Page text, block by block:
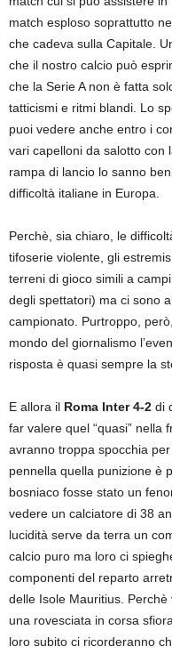
match esploso soprattutto
che cadeva sulla Capitale.
che il nostro calcio può
che la Serie A non è fatta
tatticismi e ritmi blandi. Lo
puoi vedere anche entro i
vari capelloni da salotto con
rampa di lancio lo sanno
difficoltà italiane in Europa.
Perchè, sia chiaro, le
tifoserie violente, gli
terreni di gioco simili a
degli spettatori) ma ci sono
campionato. Purtroppo,
mondo del giornalismo
risposta è quasi sempre la
E allora il Roma Inter 4-2 di
far valere quel “quasi” nella
avranno troppa spocchia
pennella quella punizione è
bosniaco fosse stato un
vedere un calciatore di 38
lucidità serve da terra un
calcio puro ma loro ci
componenti del reparto
delle Isole Mauritius. Perchè
una rovesciata in corsa
loro subito ci ricorderanno